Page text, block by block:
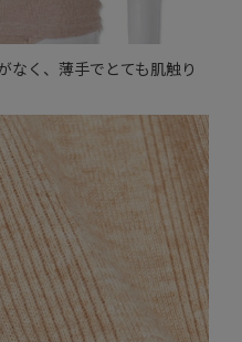
なく、薄手でとても肌触り